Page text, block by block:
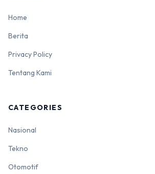
Home
Berita
Privacy Policy
Tentang Kami
CATEGORIES
Nasional
Tekno
Otomotif